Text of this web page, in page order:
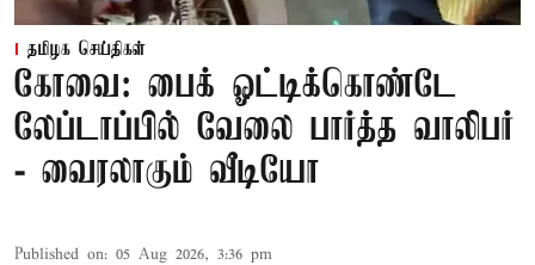
தமிழக செய்திகள்
கோவை: பைக் ஓட்டிக்கொண்டே
லேப்டாப்பில் வேலை பார்த்த வாலிபர்
- வைரலாகும் வீடியோ
Published on: 05 Aug 2026, 3:36 pm